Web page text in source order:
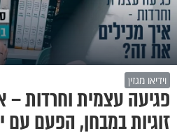
וידיאו מגזין
פגיעה עצמית וחרדות –
זוגיות במבחן, הפעם עם